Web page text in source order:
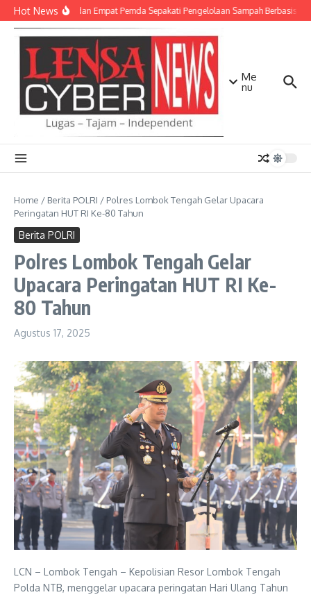
Lewati ke konten
Hot NewsTNI AD dan Empat Pemda Sepakati Pengelolaan Sampah Berbasis
Me
nu
Home / Berita POLRI / Polres Lombok Tengah Gelar Upacara
Peringatan HUT RI Ke-80 Tahun
Berita POLRI
Polres Lombok Tengah Gelar
Upacara Peringatan HUT RI Ke-
80 Tahun
Agustus 17, 2025
LCN – ‎Lombok Tengah – Kepolisian Resor Lombok Tengah
Polda NTB, menggelar upacara peringatan Hari Ulang Tahun